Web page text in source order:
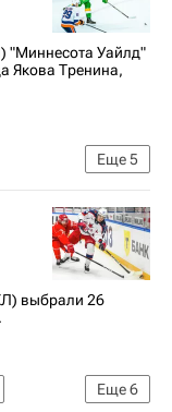
"Миннесота Уайлд"
Якова Тренина,
Еще5
выбрали 26
Еще6